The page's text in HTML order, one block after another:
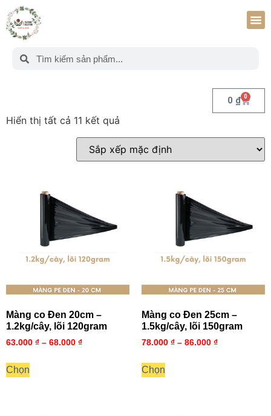
0 ₫ 0
Hiển thị tất cả 11 kết quả
Màng co Đen 20cm –
1.2kg/cây, lõi 120gram
63.000 ₫ – 68.000 ₫
Chọn
Màng co Đen 25cm –
1.5kg/cây, lõi 150gram
78.000 ₫ – 86.000 ₫
Chọn